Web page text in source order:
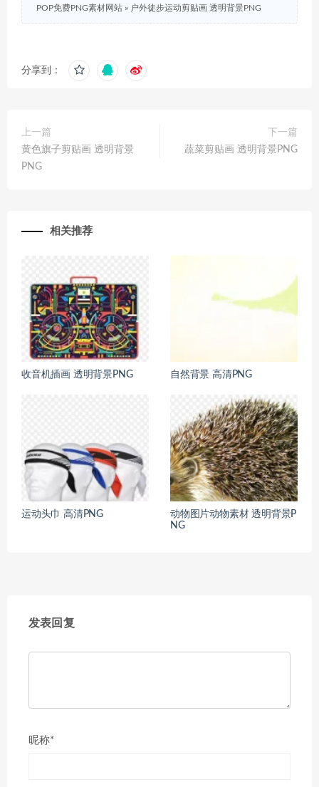
POP免费PNG素材网站 » 户外徒步运动剪贴画 透明背景PNG
分享到：
上一篇
黄色旗子剪贴画 透明背景
PNG
下一篇
蔬菜剪贴画 透明背景PNG
相关推荐
收音机插画 透明背景PNG 自然背景 高清PNG
运动头巾 高清PNG
动物图片动物素材 透明背景P
NG
发表回复
昵称*